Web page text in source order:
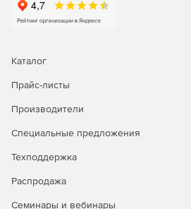
Поддержка Office/PDF
MindManager Map. Поддерживается
XMind Plus
локальной сети, публикация в
Каталог
Прайс-листы
Производители
Специальные предложения
Техподдержка
Распродажа
Семинары и вебинары